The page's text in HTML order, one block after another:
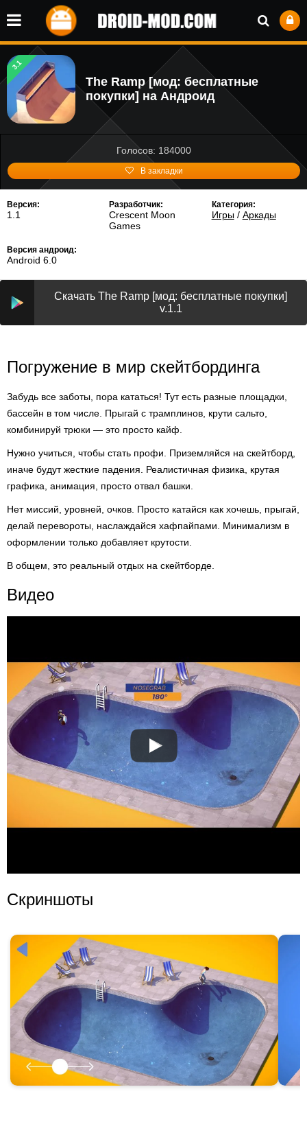
3.1
The Ramp [мод: бесплатные
покупки] на Андроид
Голосов: 184000
В закладки
Версия:
1.1
Разработчик:
Crescent Moon
Games
Категория:
Игры/ Аркады
Версия андроид:
Android 6.0
Скачать The Ramp [мод: бесплатные покупки]
v.1.1
Погружение в мир скейтбординга
Забудь все заботы, пора кататься! Тут есть разные площадки,
бассейн в том числе. Прыгай с трамплинов, крути сальто,
комбинируй трюки — это просто кайф.
Нужно учиться, чтобы стать профи. Приземляйся на скейтборд,
иначе будут жесткие падения. Реалистичная физика, крутая
графика, анимация, просто отвал башки.
Нет миссий, уровней, очков. Просто катайся как хочешь, прыгай,
делай перевороты, наслаждайся хафпайпами. Минимализм в
оформлении только добавляет крутости.
В общем, это реальный отдых на скейтборде.
Видео
Скриншоты